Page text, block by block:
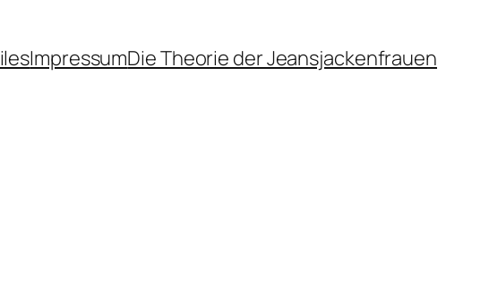
ImpressumDie Theorie der Jeansjackenfrauen